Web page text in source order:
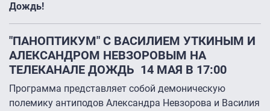
Дождь!
"ПАНОПТИКУМ" С ВАСИЛИЕМ УТКИНЫМ И
АЛЕКСАНДРОМ НЕВЗОРОВЫМ НА
ТЕЛЕКАНАЛЕ ДОЖДЬ 14 МАЯ В 17:00
Программа представляет собой демоническую
полемику антиподов Александра Невзорова и Василия